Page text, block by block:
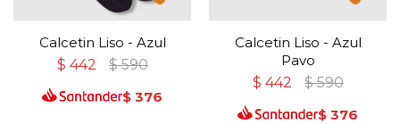
Calcetin Liso - Azul
$ 442 $ 590
$ 376
Calcetin Liso - Azul
Pavo
$ 442 $ 590
$ 376